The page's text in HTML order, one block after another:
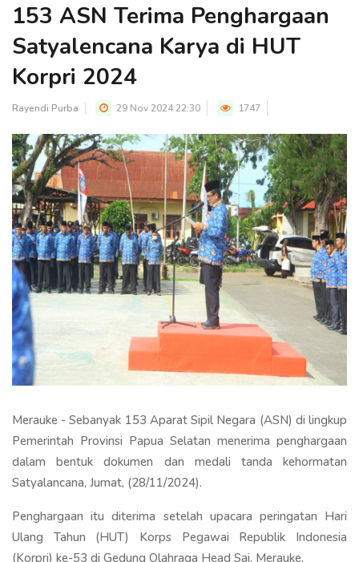
153 ASN Terima Penghargaan
Satyalencana Karya di HUT
Korpri 2024
Rayendi Purba 29 Nov 2024 22:30 1747
Merauke - Sebanyak 153 Aparat Sipil Negara (ASN) di lingkup
Pemerintah Provinsi Papua Selatan menerima penghargaan
dalam bentuk dokumen dan medali tanda kehormatan
Satyalancana, Jumat, (28/11/2024).
Penghargaan itu diterima setelah upacara peringatan Hari
Ulang Tahun (HUT) Korps Pegawai Republik Indonesia
(Korpri) ke-53 di Gedung Olahraga Head Sai, Merauke.